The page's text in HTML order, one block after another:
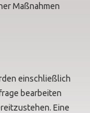
Maßnahmen
einschließlich
bearbeiten
Eine